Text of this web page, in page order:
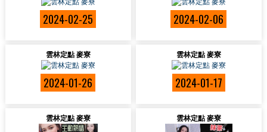
2024-02-25 2024-02-06
雲林定點 麥寮
2024-01-26
雲林定點 麥寮
2024-01-17
雲林定點 麥寮 雲林定點 麥寮